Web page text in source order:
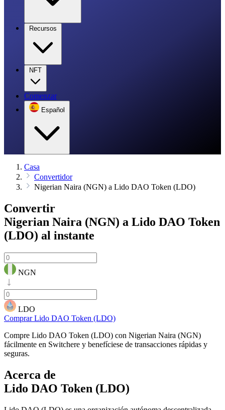
Recursos
NFT
Comenzar
Español
Casa
Convertidor
Nigerian Naira (NGN) a Lido DAO Token (LDO)
Convertir
Nigerian Naira (NGN) a Lido DAO Token
(LDO) al instante
NGN
LDO
Comprar Lido DAO Token (LDO)
Compre Lido DAO Token (LDO) con Nigerian Naira (NGN)
fácilmente en Switchere y benefíciese de transacciones rápidas y
seguras.
Acerca de
Lido DAO Token (LDO)